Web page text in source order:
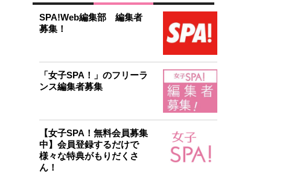
SPA!Web編集部 編集者
募集！
「女子SPA！」のフリーラ
ンス編集者募集
【女子SPA！無料会員募集
中】会員登録するだけで
様々な特典がもりだくさ
ん！